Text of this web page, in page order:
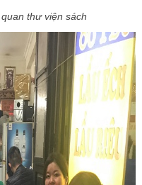
thư viện sách